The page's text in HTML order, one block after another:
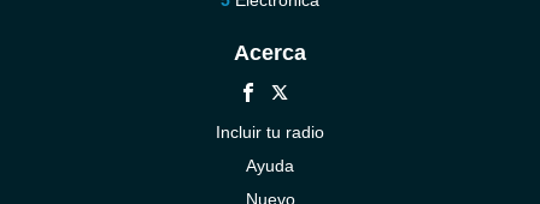
Acerca
Incluir tu radio
Ayuda
Nuevo